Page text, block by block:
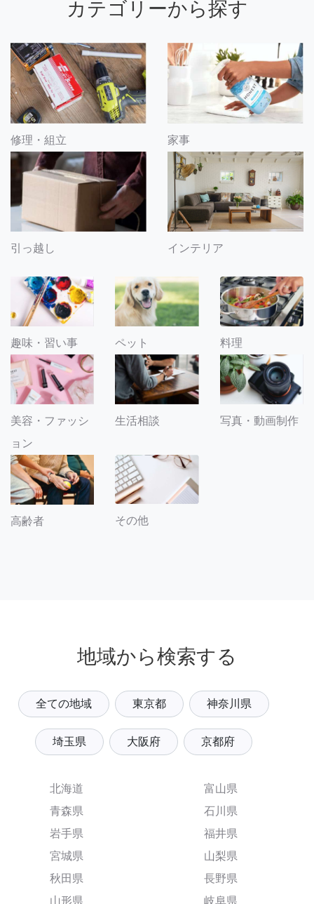
カテゴリーから探す
修理・組立 家事
引っ越し インテリア
趣味・習い事 ペット 料理
美容・ファッシ
ョン
生活相談 写真・動画制作
高齢者 その他
地域から検索する
全ての地域 東京都 神奈川県
埼玉県 大阪府 京都府
北海道
青森県
岩手県
宮城県
秋田県
山形県
富山県
石川県
福井県
山梨県
長野県
岐阜県